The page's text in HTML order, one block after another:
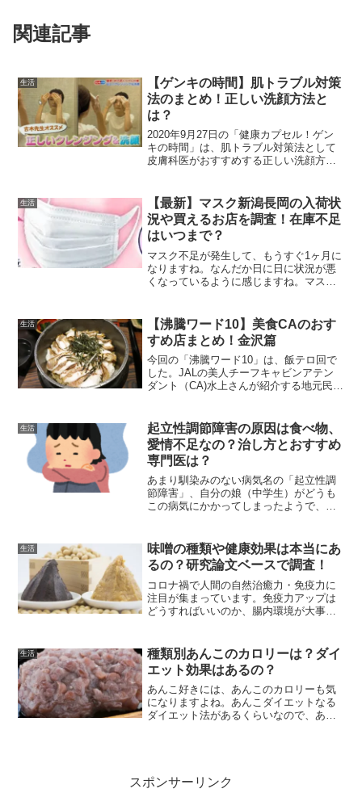
関連記事
生活
【ゲンキの時間】肌トラブル対策
法のまとめ！正しい洗顔方法と
は？
2020年9月27日の「健康カプセル！ゲン
キの時間」は、肌トラブル対策法として
皮膚科医がおすすめする正しい洗顔方法
ル対策にとてもタイムリーな話題でし
た。保存版として、正...
生活
【最新】マスク新潟長岡の入荷状
況や買えるお店を調査！在庫不足
はいつまで？
マスク不足が発生して、もうすぐ1ヶ月に
なりますね。なんだか日に日に状況が悪
くなっているように感じますね。マスク
らどんどんなくりつつあります(・_・;)い
ったい世の中どう...
生活
【沸騰ワード10】美食CAのおす
すめ店まとめ！金沢篇
今回の「沸騰ワード10」は、飯テロ回で
した。JALの美人チーフキャビンアテン
ダント（CA)水上さんが紹介する地元民し
ましょう。
生活
起立性調節障害の原因は食べ物、
愛情不足なの？治し方とおすすめ
専門医は？
あまり馴染みのない病気名の「起立性調
節障害」、自分の娘（中学生）がどうも
この病気にかかってしまったようで、ど
食べ物、愛情不足など気になるワードが
ありますね。また、その治...
生活
味噌の種類や健康効果は本当にあ
るの？研究論文ベースで調査！
コロナ禍で人間の自然治癒力・免疫力に
注目が集まっています。免疫力アップは
どうすればいいのか、腸内環境が大事だ
言われるのが発酵食品です。具体的に
は、納豆、甘酒、味噌などの...
生活
種類別あんこのカロリーは？ダイ
エット効果はあるの？
あんこ好きには、あんこのカロリーも気
になりますよね。あんこダイエットなる
ダイエット法があるくらいなので、あん
スポンサーリンク